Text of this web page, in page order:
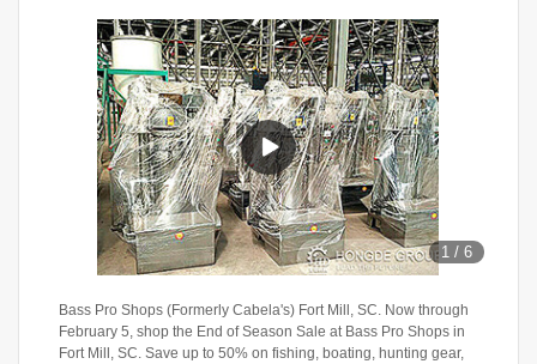
1 /6
Bass Pro Shops (Formerly Cabela's) Fort Mill, SC. Now through
February 5, shop the End of Season Sale at Bass Pro Shops in
Fort Mill, SC. Save up to 50% on fishing, boating, hunting gear,